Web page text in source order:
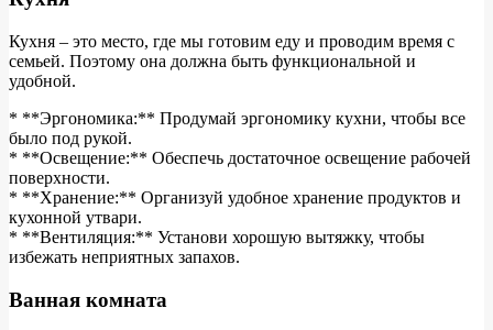
Кухня – это место, где мы готовим еду и проводим время с
семьей. Поэтому она должна быть функциональной и
удобной.
* **Эргономика:** Продумай эргономику кухни, чтобы все
было под рукой.
* **Освещение:** Обеспечь достаточное освещение рабочей
поверхности.
* **Хранение:** Организуй удобное хранение продуктов и
кухонной утвари.
* **Вентиляция:** Установи хорошую вытяжку, чтобы
избежать неприятных запахов.
Ванная комната